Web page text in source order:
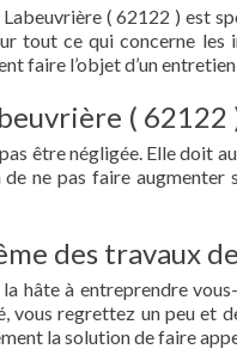
( 62122 ) est
tout ce qui concerne
faire l’objet d’un
( 62122
être négligée. Elle doit
ne pas faire
des travaux
hâte à entreprendre
vous regrettez un peu et
la solution de faire